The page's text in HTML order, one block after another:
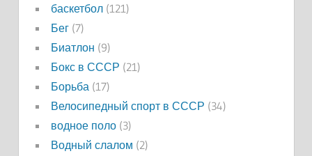
баскетбол(121)
Бег(7)
Биатлон (9)
Бокс в СССР (21)
Борьба (17)
Велосипедный спорт в СССР (34)
водное поло(3)
Водный слалом (2)